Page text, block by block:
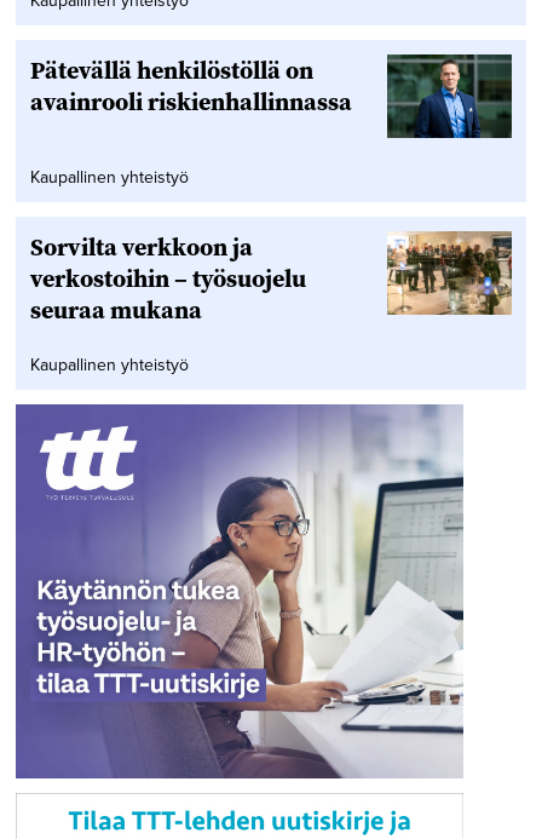
Pätevällä henkilöstöllä on
avainrooli riskienhallinnassa
Kaupallinen yhteistyö
Sorvilta verkkoon ja
verkostoihin – työsuojelu
seuraa mukana
Kaupallinen yhteistyö